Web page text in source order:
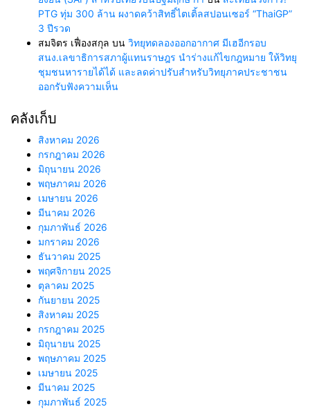
PTG ทุ่ม 300 ล้าน ผงาดคว้าสิทธิ์ไตเติ้ลสปอนเซอร์ “ThaiGP”
3 ปีรวด
สมจิตร เฟื่องสกุล บน วิทยุทดลองออกอากาศ มีเฮอีกรอบ
สนง.เลขาธิการสภาผู้แทนราษฎร นำร่างแก้ไขกฎหมาย ให้วิทยุ
ชุมชนหารายได้ได้ และลดค่าปรับสำหรับวิทยุภาคประชาชน
ออกรับฟังความเห็น
คลังเก็บ
สิงหาคม 2026
กรกฎาคม 2026
มิถุนายน 2026
พฤษภาคม 2026
เมษายน 2026
มีนาคม 2026
กุมภาพันธ์ 2026
มกราคม 2026
ธันวาคม 2025
พฤศจิกายน 2025
ตุลาคม 2025
กันยายน 2025
สิงหาคม 2025
กรกฎาคม 2025
มิถุนายน 2025
พฤษภาคม 2025
เมษายน 2025
มีนาคม 2025
กุมภาพันธ์ 2025